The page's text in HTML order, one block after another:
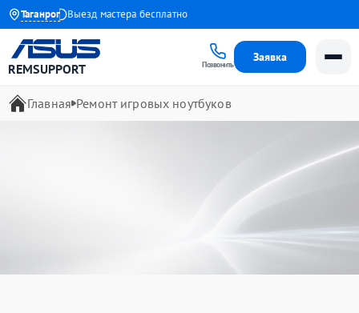
Таганрог
года Выезд мастера бесплатно
REMSUPPORT Позвонить
Заявка
Главная Ремонт игровых ноутбуков